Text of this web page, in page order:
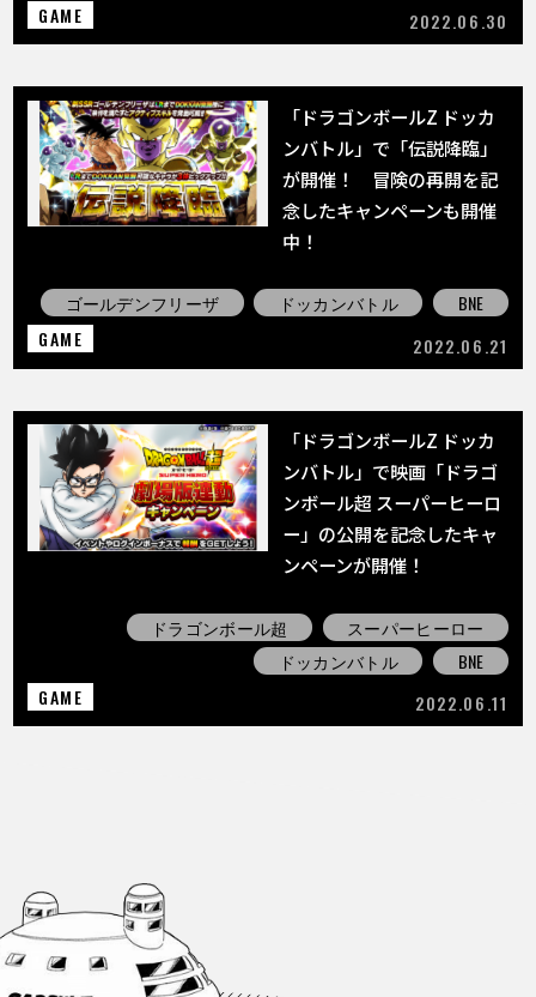
GAME
2022.06.30
「ドラゴンボールZ ドッカ
ンバトル」で「伝説降臨」
が開催！ 冒険の再開を記
念したキャンペーンも開催
中！
ゴールデンフリーザ ドッカンバトル
BNE
GAME
2022.06.21
「ドラゴンボールZ ドッカ
ンバトル」で映画「ドラゴ
ンボール超 スーパーヒーロ
ー」の公開を記念したキャ
ンペーンが開催！
ドラゴンボール超
スーパーヒーロー
ドッカンバトル
BNE
GAME
2022.06.11